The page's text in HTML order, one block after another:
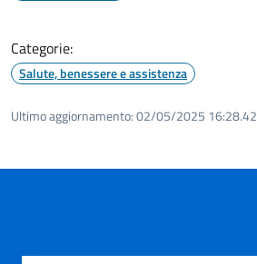
Categorie:
Salute, benessere e assistenza
Ultimo aggiornamento:02/05/2025 16:28.42